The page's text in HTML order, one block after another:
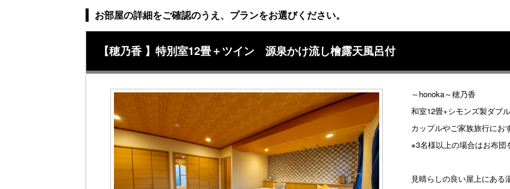
お部屋の詳細をご確認のうえ、プランをお選びください。
【穂乃香 】特別室12畳＋ツイン 源泉かけ流し檜露天風呂付
～honoka～穂乃香
和室12畳+シモンズ製ダブ
カップルやご家族旅行にお
※3名様以上の場合はお布団
見晴らしの良い屋上にある